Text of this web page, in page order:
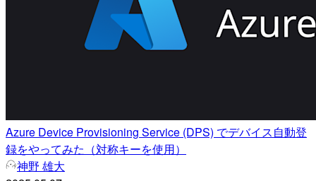
Azure Device Provisioning Service (DPS) でデバイス自動登
録をやってみた（対称キーを使用）
神野 雄大